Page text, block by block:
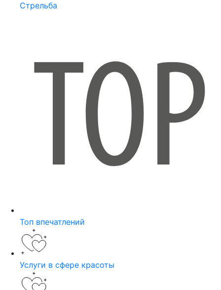
Стрельба
Топ впечатлений
Услуги в сфере красоты